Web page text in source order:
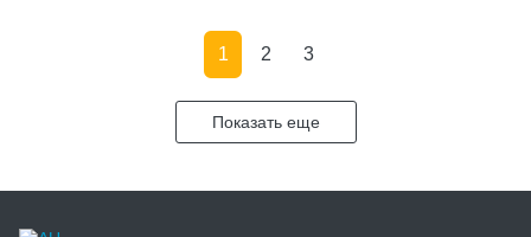
1 2 3
Показать еще